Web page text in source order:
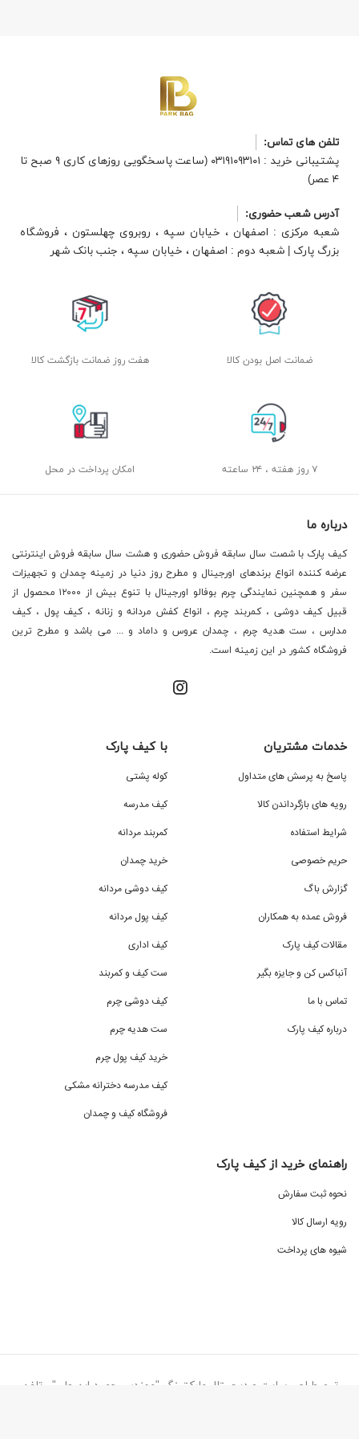
تلفن های تماس:
پشتیبانی خرید : ۰۳۱۹۱۰۹۳۱۰۱ (ساعت پاسخگویی روزهای کاری ۹ صبح تا
۴ عصر)
آدرس شعب حضوری:
شعبه مرکزی : اصفهان ، خیابان سپه ، روبروی چهلستون ، فروشگاه
بزرگ پارک | شعبه دوم : اصفهان ، خیابان سپه ، جنب بانک شهر
ضمانت اصل بودن کالا هفت روز ضمانت بازگشت کالا
۷ روز هفته ، ۲۴ ساعته امکان پرداخت در محل
درباره ما
کیف پارک با شصت سال سابقه فروش حضوری و هشت سال سابقه فروش اینترنتی
عرضه کننده انواع برندهای اورجینال و مطرح روز دنیا در زمینه چمدان و تجهیزات
سفر و همچنین نمایندگی چرم بوفالو اورجینال با تنوع بیش از ۱۲۰۰۰ محصول از
قبیل کیف دوشی ، کمربند چرم ، انواع کفش مردانه و زنانه ، کیف پول ، کیف
مدارس ، ست هدیه چرم ، چمدان عروس و داماد و ... می باشد و مطرح ترین
فروشگاه کشور در این زمینه است.
خدمات مشتریان
پاسخ به پرسش های متداول
رویه های بازگرداندن کالا
شرایط استفاده
حریم خصوصی
گزارش باگ
فروش عمده به همکاران
مقالات کیف پارک
آنباکس کن و جایزه بگیر
تماس با ما
درباره کیف پارک
با کیف پارک
کوله پشتی
کیف مدرسه
کمربند مردانه
خرید چمدان
کیف دوشی مردانه
کیف پول مردانه
کیف اداری
ست کیف و کمربند
کیف دوشی چرم
ست هدیه چرم
خرید کیف پول چرم
کیف مدرسه دخترانه مشکی
فروشگاه کیف و چمدان
راهنمای خرید از کیف پارک
نحوه ثبت سفارش
رویه ارسال کالا
شیوه های پرداخت
تیم طراحی سایت و دیجیتال مارکتینگ "مهندس حمید ابن علی" - تلفن